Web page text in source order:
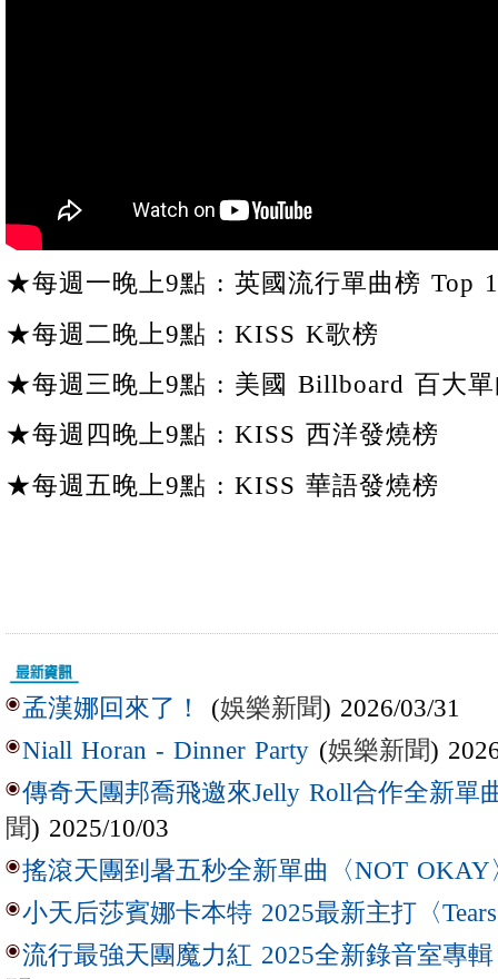
★每週一晚上9點 : 英國流行單曲榜 Top
★每週二晚上9點 : KISS K歌榜
★每週三晚上9點 : 美國 Billboard 百大
★每週四晚上9點 : KISS 西洋發燒榜
★每週五晚上9點 : KISS 華語發燒榜
孟漢娜回來了！ (娛樂新聞) 2026/03/31
Niall Horan - Dinner Party (娛樂新聞)
傳奇天團邦喬飛邀來Jelly Roll合作全新單
聞) 2025/10/03
搖滾天團到暑五秒全新單曲〈NOT OKAY
小天后莎賓娜卡本特 2025最新主打〈
流行最強天團魔力紅 2025全新錄音室專